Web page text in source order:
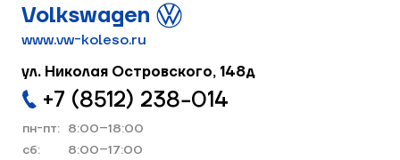
Volkswagen
www.vw-koleso.ru
ул. Николая Островского, 148д
+7 (8512) 238−014
пн-пт: 8:00–18:00
cб:
8:00–17:00